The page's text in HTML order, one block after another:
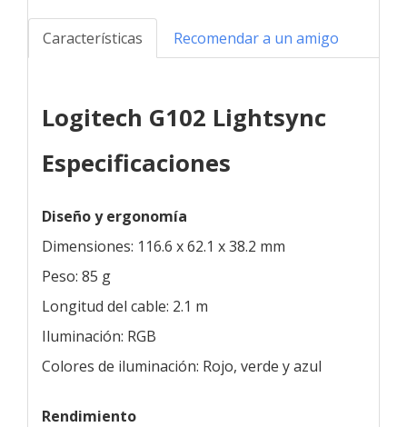
Características Recomendar a un amigo
Logitech G102 Lightsync
Especificaciones
Diseño y ergonomía
Dimensiones: 116.6 x 62.1 x 38.2 mm
Peso: 85 g
Longitud del cable: 2.1 m
Iluminación: RGB
Colores de iluminación: Rojo, verde y azul
Rendimiento